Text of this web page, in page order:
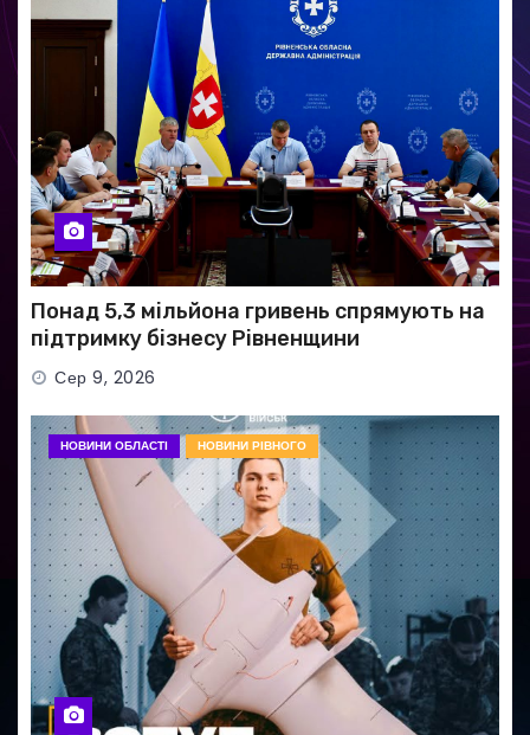
Понад 5,3 мільйона гривень спрямують на
підтримку бізнесу Рівненщини
Сер 9, 2026
НОВИНИ ОБЛАСТІ НОВИНИ РІВНОГО